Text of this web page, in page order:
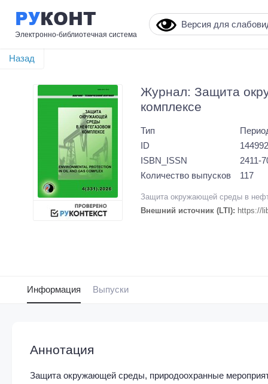
РУКОНТ
Электронно-библиотечная система
Версия для
Журнал: Защита
комплексе
Тип
ID
144992
ISBN_ISSN
2411-
Количество выпусков
117
Защита окружающей среды в
Внешний источник (LTI): https://
Назад
Информация Выпуски
Аннотация
Защита окружающей среды, природоохранные